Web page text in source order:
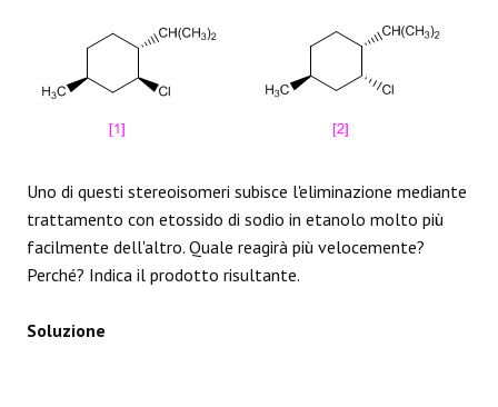
SPETTROSCOPIA
REAZIONI
Uno di questi stereoisomeri subisce l'eliminazione mediante
trattamento con etossido di sodio in etanolo molto più
facilmente dell'altro. Quale reagirà più velocemente?
Perché? Indica il prodotto risultante.
Soluzione